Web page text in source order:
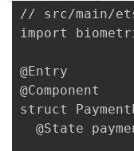
// src/main/
import
@Entry
@Component
struct
@State